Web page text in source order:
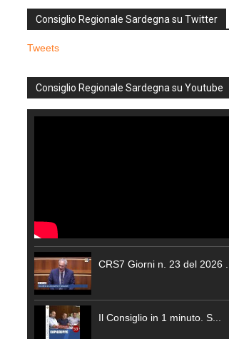
Consiglio Regionale Sardegna su Twitter
Tweets
Consiglio Regionale Sardegna su Youtube
CRS7 Giorni n. 23 del 2026 ...
Il Consiglio in 1 minuto. S...